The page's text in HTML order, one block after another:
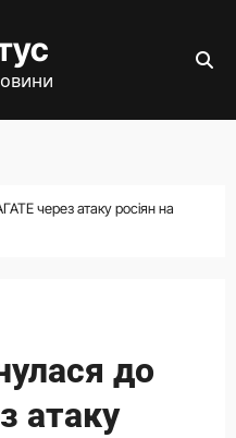
через атаку росіян на
до
атаку